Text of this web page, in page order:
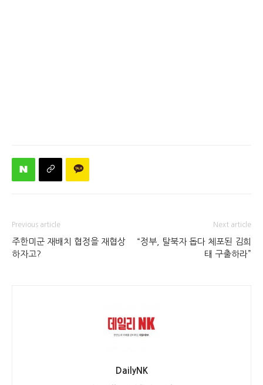
Previous article
주한미군 재배치 협정을 재협상
하자고?
Next article
“정부, 탈북자 돕다 체포된 김희
태 구출하라”
DailyNK